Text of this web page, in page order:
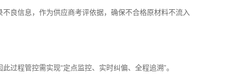
良信息，作为供应商考评依据，确保不合格原材料不流入
过程管控需实现“定点监控、实时纠偏、全程追溯”。